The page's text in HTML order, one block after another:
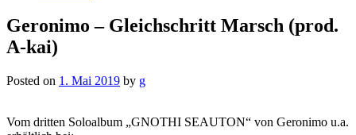
Geronimo – Gleichschritt Marsch (prod.
A-kai)
Posted on 1. Mai 2019 by g
Vom dritten Soloalbum „GNOTHI SEAUTON“ von Geronimo u.a.